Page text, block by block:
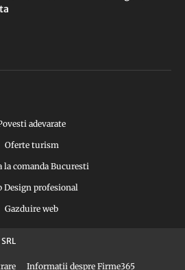
adevarate
Oferte turism
la comanda Bucuresti
Design profesional
Gazduire web
Informatii despre Firme365